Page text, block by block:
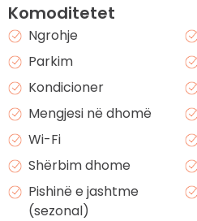
Komoditetet
Ngrohje
Parkim
Kondicioner
Mengjesi në dhomë
Wi-Fi
Shërbim dhome
Pishinë e jashtme
(sezonal)